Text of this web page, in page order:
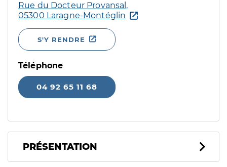
Rue du Docteur Provansal,
05300 Laragne-Montéglin
S'Y RENDRE
Téléphone
04 92 65 11 68
PRÉSENTATION